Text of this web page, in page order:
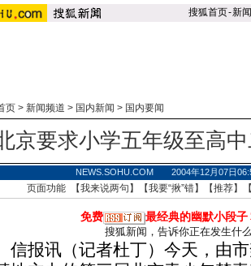
搜狐首页-新闻
页 > 新闻频道 > 国内新闻 > 国内要闻
京要求小学五年级至高
NEWS.SOHU.COM 2004年12月07日
页面功能 【我来说两句 】【我要“揪”错】【推荐】
免费 最经典的幽默小段子
搜狐新闻，告诉你正在发生什
报讯（记者杜丁）今天，由市